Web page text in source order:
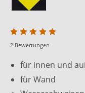
2 Bewertungen
für innen und
für Wand